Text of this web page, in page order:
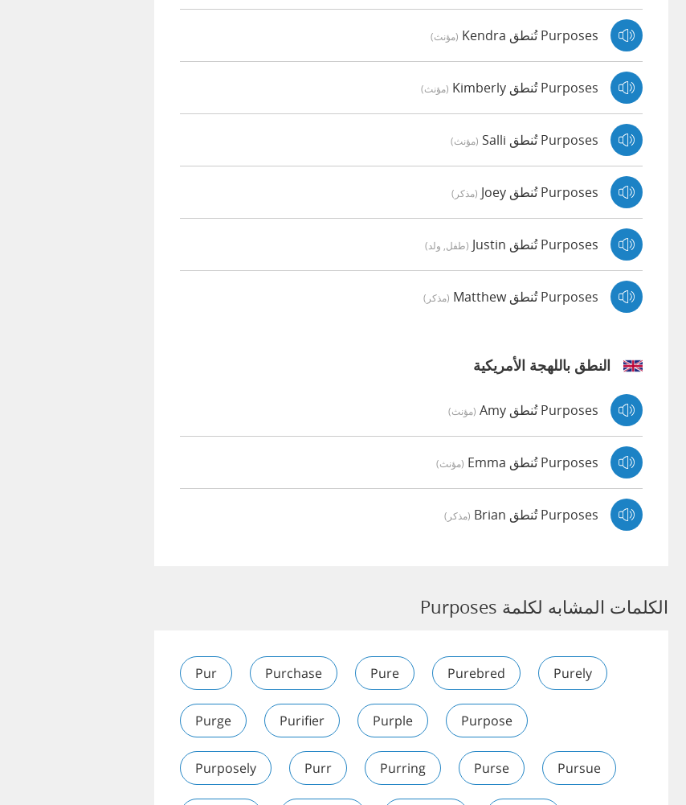
Purposes تُنطق Kendra (مؤنث)
Purposes تُنطق Kimberly (مؤنث)
Purposes تُنطق Salli (مؤنث)
Purposes تُنطق Joey (مذكر)
Purposes تُنطق Justin (طفل, ولد)
Purposes تُنطق Matthew (مذكر)
النطق باللهجة الأمريكية
Purposes تُنطق Amy (مؤنث)
Purposes تُنطق Emma (مؤنث)
Purposes تُنطق Brian (مذكر)
الكلمات المشابه لكلمة Purposes
Pur Purchase Pure Purebred Purely
Purge Purifier Purple Purpose
Purposely Purr Purring Purse Pursue